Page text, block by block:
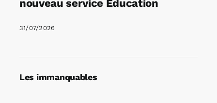
nouveau service Education
31/07/2026
Les immanquables